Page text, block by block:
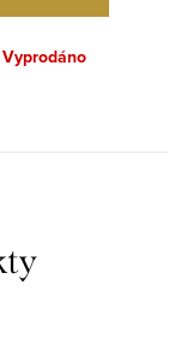
Vyprodáno